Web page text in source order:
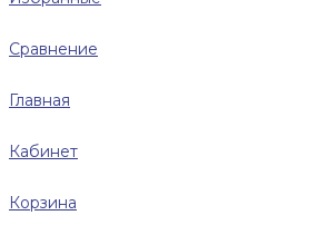
Сравнение
Главная
Кабинет
Корзина